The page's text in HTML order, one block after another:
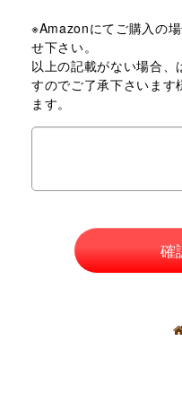
※Amazonにてご購入の
せ下さい。
以上の記載がない場合、
すのでご了承下さいま
ます。
確